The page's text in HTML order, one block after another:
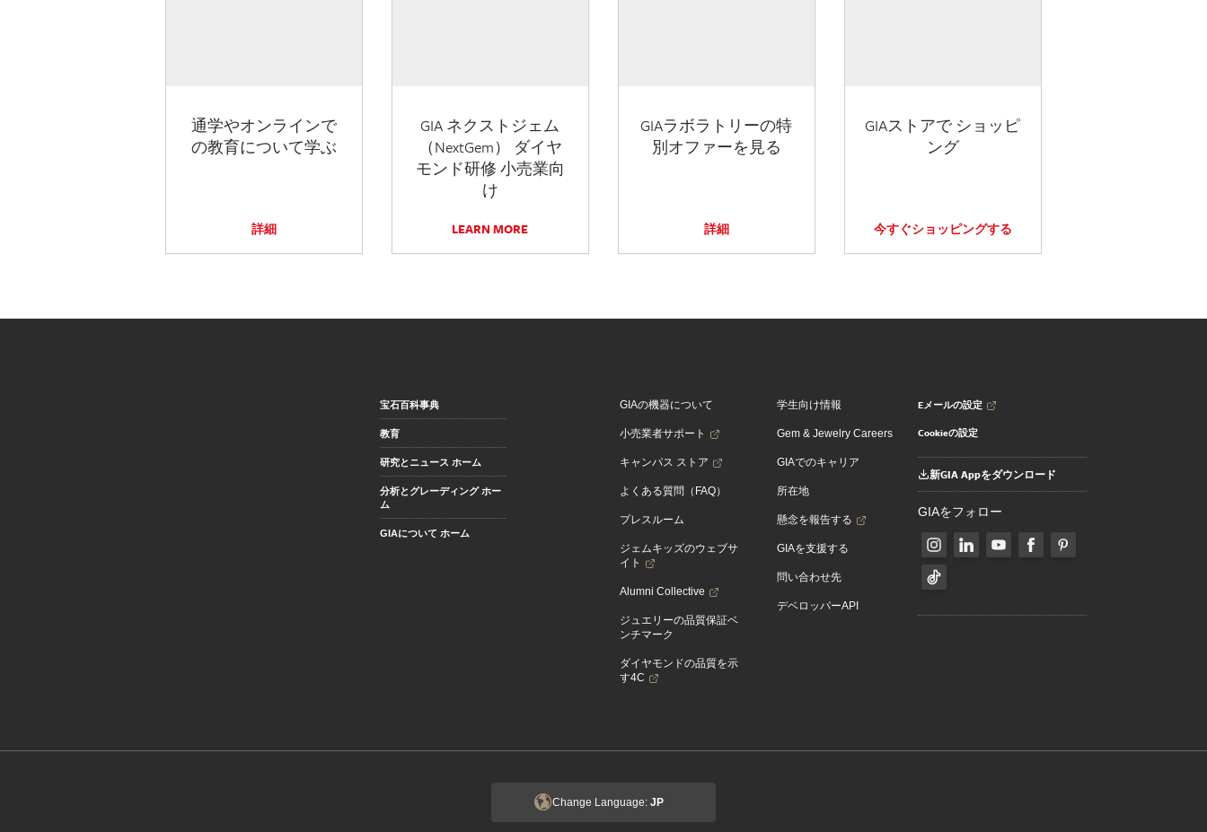
通学やオンラインで
の教育について学ぶ
詳細
GIA ネクストジェム
（NextGem） ダイヤ
モンド研修 小売業向
け
LEARN MORE
GIAラボラトリーの特
別オファーを見る
詳細
GIAストアで ショッピ
ング
今すぐショッピングする
宝石百科事典
教育
研究とニュース ホーム
分析とグレーディング ホー
ム
GIAについて ホーム
GIAの機器について
小売業者サポート
キャンパス ストア
よくある質問（FAQ）
プレスルーム
ジェムキッズのウェブサ
イト
Alumni Collective
ジュエリーの品質保証ベ
ンチマーク
ダイヤモンドの品質を示
す4C
学生向け情報
Gem & Jewelry Careers
GIAでのキャリア
所在地
懸念を報告する
GIAを支援する
問い合わせ先
デベロッパーAPI
Eメールの設定
Cookieの設定
新GIA Appをダウンロード
GIAをフォロー
Change Language: JP